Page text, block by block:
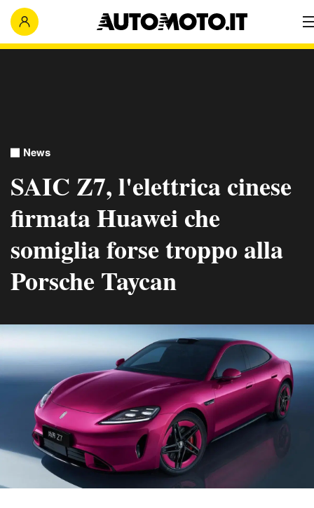
News
SAIC Z7, l'elettrica cinese
firmata Huawei che
somiglia forse troppo alla
Porsche Taycan